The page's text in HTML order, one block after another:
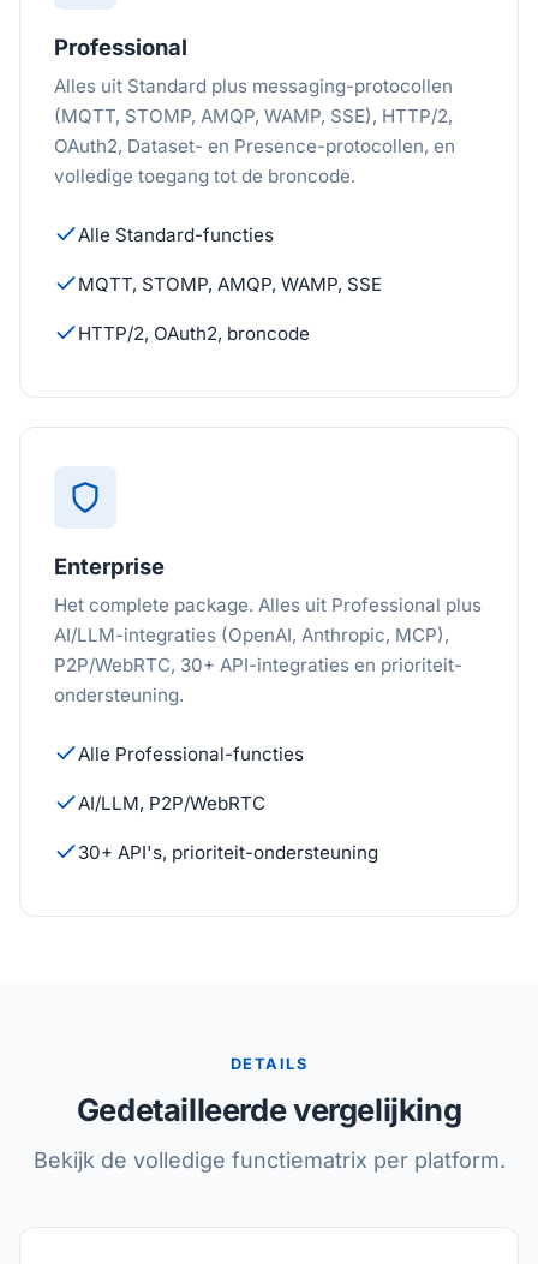
Professional
Alles uit Standard plus messaging-protocollen
(MQTT, STOMP, AMQP, WAMP, SSE), HTTP/2,
OAuth2, Dataset- en Presence-protocollen, en
volledige toegang tot de broncode.
Alle Standard-functies
MQTT, STOMP, AMQP, WAMP, SSE
HTTP/2, OAuth2, broncode
Enterprise
Het complete package. Alles uit Professional plus
AI/LLM-integraties (OpenAI, Anthropic, MCP),
P2P/WebRTC, 30+ API-integraties en prioriteit-
ondersteuning.
Alle Professional-functies
AI/LLM, P2P/WebRTC
30+ API's, prioriteit-ondersteuning
DETAILS
Gedetailleerde vergelijking
Bekijk de volledige functiematrix per platform.